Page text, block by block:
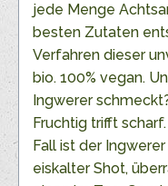
jede Menge
besten Zutaten
Verfahren dieser
bio. 100% vegan.
Ingwerer
Fruchtig trifft
Fall ist der
eiskalter Shot,